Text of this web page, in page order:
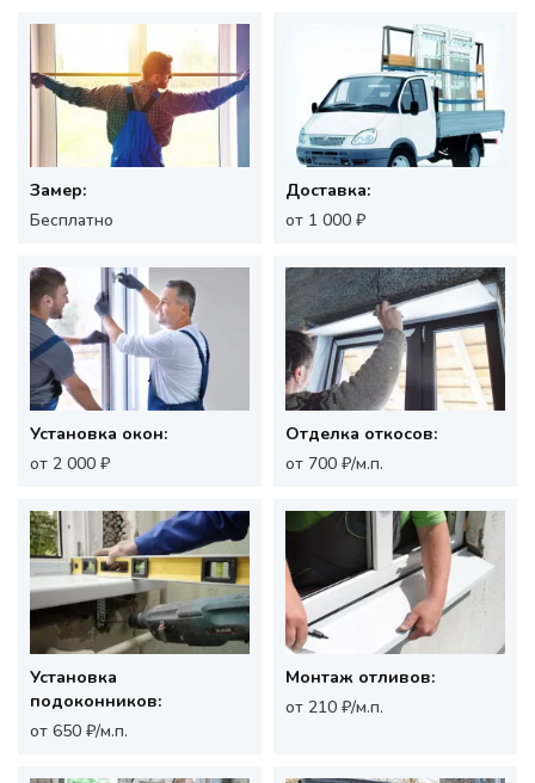
Замер:
Бесплатно
Доставка:
от 1 000 ₽
Установка окон:
от 2 000 ₽
Отделка откосов:
от 700 ₽/м.п.
Установка
подоконников:
от 650 ₽/м.п.
Монтаж отливов:
от 210 ₽/м.п.